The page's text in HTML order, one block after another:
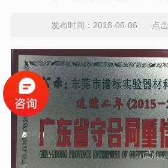
发布时间：2018-06-06 点击